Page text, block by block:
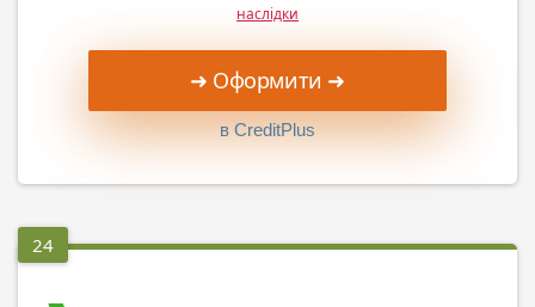
наслідки
➜ Оформити ➜
в CreditPlus
24